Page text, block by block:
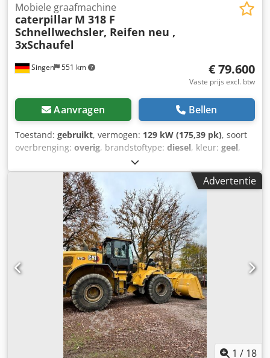
Singen 551 km
Mobiele graafmachine
caterpillar M 318 F
Schnellwechsler, Reifen neu ,
3xSchaufel
€ 79.600
Vaste prijs excl. btw
Aanvragen Bellen
Toestand: gebruikt, vermogen: 129 kW (175,39 pk), soort
overbrenging: overig, brandstoftype: diesel, kleur: geel,
, emissieklasse:
ophanging:overig, Bouwjaar:2019, bedrijfsturen:7.162 h,
bestuurderscabine:overig , brandstof: diesel, Uitrusting:
airconditioning, vierwielaandrijving, * Achteruitrijcamera
Dcsdpfxjzhbv Hj Aptsk * Snelwisselsysteem CAT CW-20-
H.4.N * Graafbak 2,20 m * 2x dieplepel 1,00 m + 0,50 m *
Nieuwe banden ... Radio, vierwielaandrijving,
airconditioning, snelwisselsysteem, gebruikte machine,
diesel, inclusief btw.
Advertentie
1 / 18